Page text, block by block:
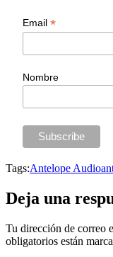
Email *
Nombre
Tags:Antelope Audio
Deja una
Tu dirección de correo
obligatorios están